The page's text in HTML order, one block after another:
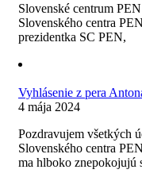
Slovenské centrum
Slovenského centra
prezidentka SC PEN,
Vyhlásenie z pera
4 mája 2024
Pozdravujem všetkých
Slovenského centra
ma hlboko znepokojujú